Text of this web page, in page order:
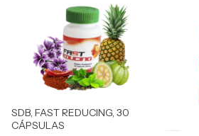
SDB, FAST REDUCING, 30
CÁPSULAS